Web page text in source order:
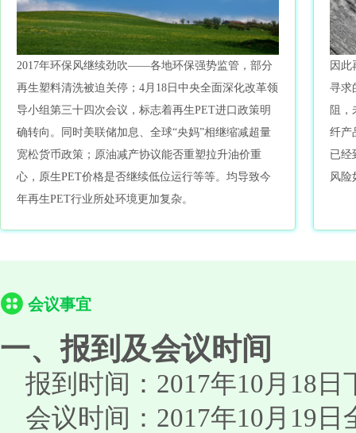
2017年环保风继续劲吹——各地环保强势监管，部分
再生塑料清洗被迫关停；4月18日中央全面深化改革领
导小组第三十四次会议，标志着再生PET进口政策明
确转向。同时美联储加息、全球“央妈”相继缩减超量
宽松货币政策；原油减产协议能否重塑拉升油价重
心，原生PET价格是否继续低位运行等等。均导致今
年再生PET行业所处环境更加复杂。
因此
寻求
阻，
纤产
已经
风
会议事宜
一、报到及会议时间
报到时间：2017年10月18日
会议时间：2017年10月19日